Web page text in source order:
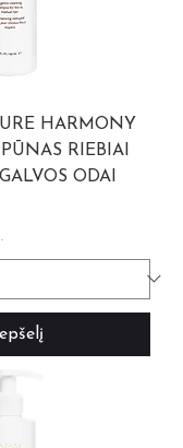
HARMONY
RIEBIAI
ODAI